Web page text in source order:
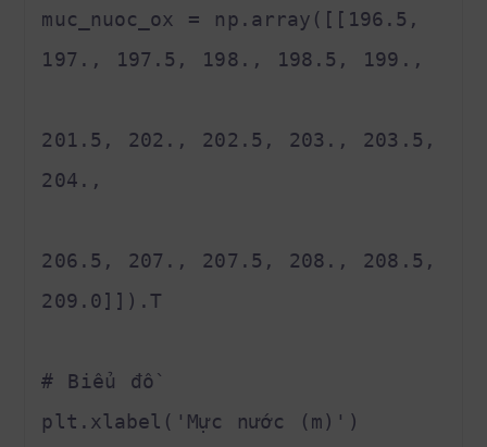
muc_nuoc_ox = np.array([[196.5,
197., 197.5, 198., 198.5, 199.,
201.5, 202., 202.5, 203., 203.5,
204.,
206.5, 207., 207.5, 208., 208.5,
209.0]]).T
# Biểu đồ
plt.xlabel('Mực nước (m)')